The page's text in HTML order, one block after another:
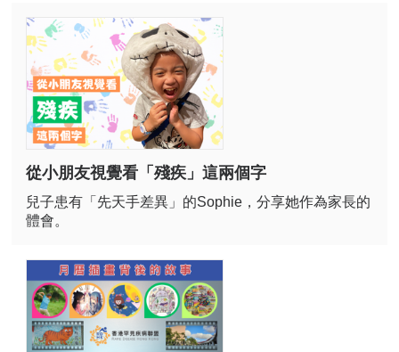
從小朋友視覺看「殘疾」這兩個字
兒子患有「先天手差異」的Sophie，分享她作為家長的
體會。